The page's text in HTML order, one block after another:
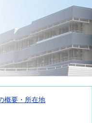
概要・所在地